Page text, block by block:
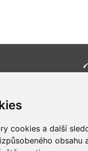
cookies a další
obsahu